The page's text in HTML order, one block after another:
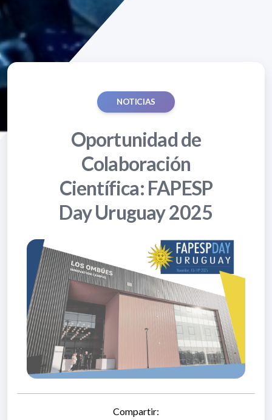
NOTICIAS
Oportunidad de
Colaboración
Científica: FAPESP
Day Uruguay 2025
Compartir: